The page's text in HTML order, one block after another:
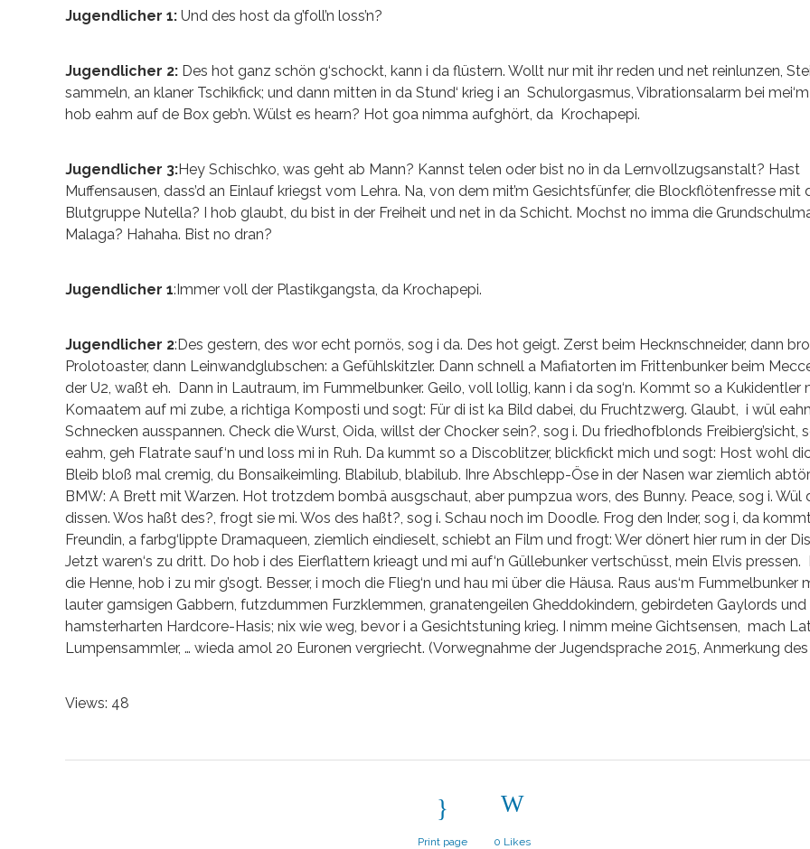
Jugendlicher 1: Und des host da g’foll’n loss’n?
Jugendlicher 2: Des hot ganz schön g‘schockt, kann i da flüstern. Wollt nur mit ihr reden und net reinlunzen,
sammeln, an klaner Tschikfick; und dann mitten in da Stund‘ krieg i an Schulorgasmus, Vibrationsalarm bei
hob eahm auf de Box geb’n. Wülst es hearn? Hot goa nimma aufghört, da Krochapepi.
Jugendlicher 3:Hey Schischko, was geht ab Mann? Kannst telen oder bist no in da Lernvollzugsanstalt? Hast
Muffensausen, dass’d an Einlauf kriegst vom Lehra. Na, von dem mit’m Gesichtsfünfer, die Blockflötenfresse mit
Blutgruppe Nutella? I hob glaubt, du bist in der Freiheit und net in da Schicht. Mochst no imma die
Malaga? Hahaha. Bist no dran?
Jugendlicher 1:Immer voll der Plastikgangsta, da Krochapepi.
Jugendlicher 2:Des gestern, des wor echt pornös, sog i da. Des hot geigt. Zerst beim Hecknschneider, dann
Prolotoaster, dann Leinwandglubschen: a Gefühlskitzler. Dann schnell a Mafiatorten im Frittenbunker beim
der U2, waßt eh. Dann in Lautraum, im Fummelbunker. Geilo, voll lollig, kann i da sog‘n. Kommt so a Kukidentler
Komaatem auf mi zube, a richtiga Komposti und sogt: Für di ist ka Bild dabei, du Fruchtzwerg. Glaubt, i wül
Schnecken ausspannen. Check die Wurst, Oida, willst der Chocker sein?, sog i. Du friedhofblonds Freibierg’sicht,
eahm, geh Flatrate sauf‘n und loss mi in Ruh. Da kummt so a Discoblitzer, blickfickt mich und sogt: Host wohl
Bleib bloß mal cremig, du Bonsaikeimling. Blabilub, blabilub. Ihre Abschlepp-Öse in der Nasen war ziemlich
BMW: A Brett mit Warzen. Hot trotzdem bombä ausgschaut, aber pumpzua wors, des Bunny. Peace, sog i. Wül
dissen. Wos haßt des?, frogt sie mi. Wos des haßt?, sog i. Schau noch im Doodle. Frog den Inder, sog i, da
Freundin, a farbg‘lippte Dramaqueen, ziemlich eindieselt, schiebt an Film und frogt: Wer dönert hier rum in der
Jetzt waren‘s zu dritt. Do hob i des Eierflattern krieagt und mi auf‘n Güllebunker vertschüsst, mein Elvis pressen.
die Henne, hob i zu mir g’sogt. Besser, i moch die Flieg‘n und hau mi über die Häusa. Raus aus‘m Fummelbunker
lauter gamsigen Gabbern, futzdummen Furzklemmen, granatengeilen Gheddokindern, gebirdeten Gaylords und
hamsterharten Hardcore-Hasis; nix wie weg, bevor i a Gesichtstuning krieg. I nimm meine Gichtsensen, mach
Lumpensammler, … wieda amol 20 Euronen vergriecht. (Vorwegnahme der Jugendsprache 2015, Anmerkung
Views: 48
Print page 0 Likes